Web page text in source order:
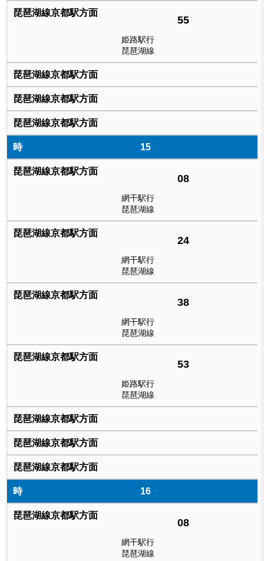
55
姫路駅行
琵琶湖線
15
08
網干駅行
琵琶湖線
24
網干駅行
琵琶湖線
38
網干駅行
琵琶湖線
53
姫路駅行
琵琶湖線
16
08
網干駅行
琵琶湖線